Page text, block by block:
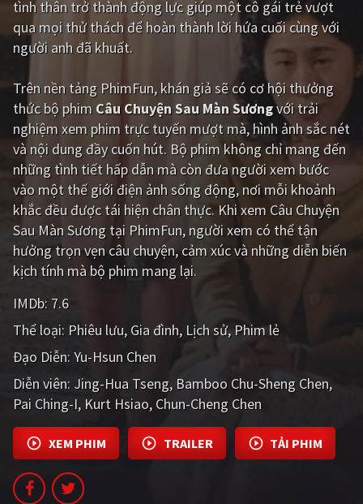
Hàn Quốc Nhật Bản
Ấn Độ
CẬP NHẬT
PHIM MỚI
PHIM BỘ
PHIM LẺ
PHIM CHIẾU RẠP
BLOG
tình thân trở thành động lực giúp một cô gái trẻ vượt
qua mọi thử thách để hoàn thành lời hứa cuối cùng với
người anh đã khuất.
Trên nền tảng PhimFun, khán giả sẽ có cơ hội thưởng
thức bộ phim Câu Chuyện Sau Màn Sươngvới trải
nghiệm xem phim trực tuyến mượt mà, hình ảnh sắc nét
và nội dung đầy cuốn hút. Bộ phim không chỉ mang đến
những tình tiết hấp dẫn mà còn đưa người xem bước
vào một thế giới điện ảnh sống động, nơi mỗi khoảnh
khắc đều được tái hiện chân thực. Khi xem Câu Chuyện
Sau Màn Sương tại PhimFun, người xem có thể tận
hưởng trọn vẹn câu chuyện, cảm xúc và những diễn biến
kịch tính mà bộ phim mang lại.
IMDb: 7.6
Thể loại: Phiêu lưu Gia đình Lịch sử Phim lẻ
Đạo Diễn: Yu-Hsun Chen
Diễn viên: Jing-Hua Tseng Bamboo Chu-Sheng Chen
Pai Ching-I Kurt Hsiao Chun-Cheng Chen
XEM PHIM TRAILER TẢI PHIM